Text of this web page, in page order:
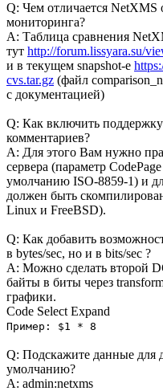
Q: Чем отличается NetXMS
мониторинга?
A: Таблица сравнения
тут http://forum.lissyara.su/
и в текущем snapshot-e
cvs.tar.gz (файл
с документацией)
Q: Как включить
комментариев?
A: Для этого Вам нужно
сервера (параметр
умолчанию ISO-8859-1) и
должен быть
Linux и FreeBSD).
Q: Как добавить
в bytes/sec, но и в bits/sec ?
A: Можно сделать второй
байты в биты через
графики.
Code Select Expand
Пример: $1 * 8
Q: Подскажите данные для
умолчанию?
A: admin:netxms